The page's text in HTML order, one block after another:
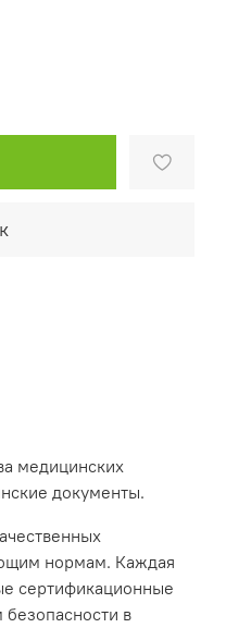
документы.
нормам. Каждая
в